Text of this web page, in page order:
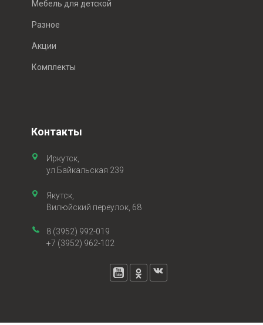
Мебель для детской
Разное
Акции
Комплекты
Контакты
Иркутск,
ул.Байкальская 239
Якутск,
Вилюйский переулок, 68
8 (3952) 992-019
+7 (3952) 962-102